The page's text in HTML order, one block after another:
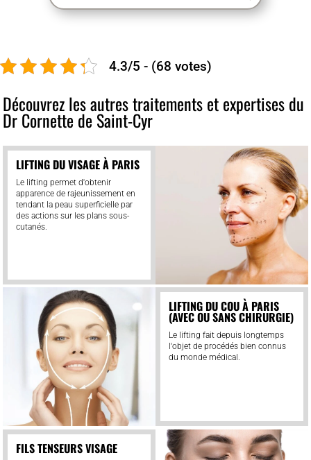
4.3/5 - (68 votes)
Découvrez les autres traitements et expertises du
Dr Cornette de Saint-Cyr
LIFTING DU VISAGE À PARIS
Le lifting permet d'obtenir
apparence de rajeunissement en
tendant la peau superficielle par
des actions sur les plans sous-
cutanés.
LIFTING DU COU À PARIS
(AVEC OU SANS CHIRURGIE)
Le lifting fait depuis longtemps
l'objet de procédés bien connus
du monde médical.
FILS TENSEURS VISAGE